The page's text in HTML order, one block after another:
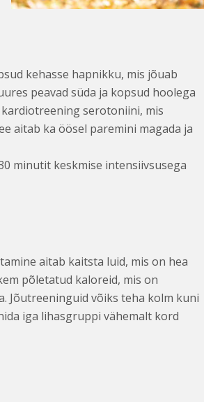
kehasse hapnikku, mis jõuab
peavad süda ja kopsud hoolega
serotoniini, mis
aitab ka öösel paremini magada ja
minutit keskmise intensiivsusega
aitab kaitsta luid, mis on hea
põletatud kaloreid, mis on
Jõu­treeninguid võiks teha kolm kuni
iga lihasgruppi vähemalt kord